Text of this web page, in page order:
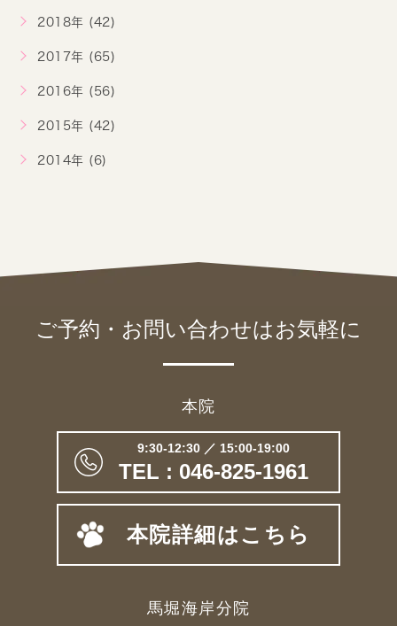
2018年 (42)
2017年 (65)
2016年 (56)
2015年 (42)
2014年 (6)
ご予約・お問い合わせはお気軽に
本院
9:30-12:30 ／ 15:00-19:00
TEL : 046-825-1961
本院詳細はこちら
馬堀海岸分院